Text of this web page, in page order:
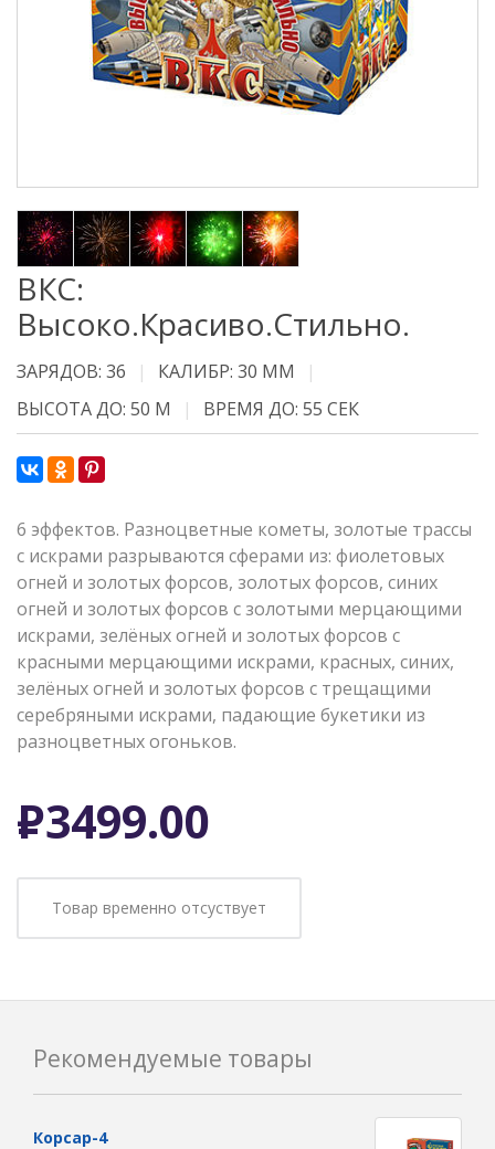
ВКС:
Высоко.Красиво.Стильно.
ЗАРЯДОВ: 36
КАЛИБР: 30 ММ
ВЫСОТА ДО: 50 М
ВРЕМЯ ДО: 55 СЕК
6 эффектов. Разноцветные кометы, золотые трассы
с искрами разрываются сферами из: фиолетовых
огней и золотых форсов, золотых форсов, синих
огней и золотых форсов с золотыми мерцающими
искрами, зелёных огней и золотых форсов с
красными мерцающими искрами, красных, синих,
зелёных огней и золотых форсов с трещащими
серебряными искрами, падающие букетики из
разноцветных огоньков.
Р3499.00
Товар временно отсуствует
Рекомендуемые товары
Корсар-4